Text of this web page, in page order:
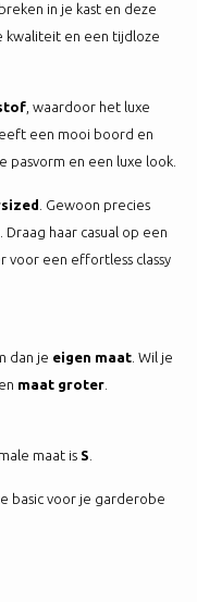
in je kast en deze
kwaliteit en een tijdloze
, waardoor het luxe
een mooi boord en
pasvorm en een luxe look.
. Gewoon precies
haar casual op een
voor een effortless classy
dan je eigen maat . Wil je
maat groter
maat is S
basic voor je garderobe